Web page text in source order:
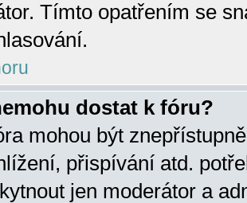
Tímto opatřením se
dostat k fóru?
mohou být
přispívání atd.
jen moderátor a